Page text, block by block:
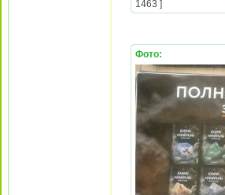
1463 ]
Фото: